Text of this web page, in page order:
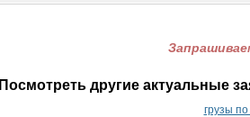
Посмотреть другие актуальные
грузы